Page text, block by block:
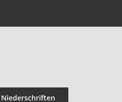
Niederschriften